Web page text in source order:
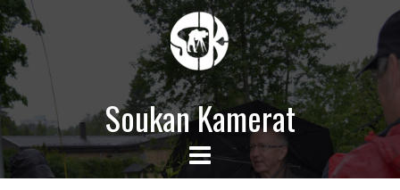
Soukan Kamerat